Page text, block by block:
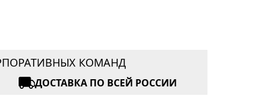
КОМАНД
ДОСТАВКА ПО ВСЕЙ РОССИИ